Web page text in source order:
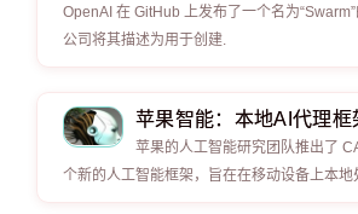
OpenAI 在 GitHub 上发布了一个名为
公司将其描述为用于创建.
苹果智能：本地AI代理框
苹果的人工智能研究团队推出了
个新的人工智能框架，旨在在移动设备上本地